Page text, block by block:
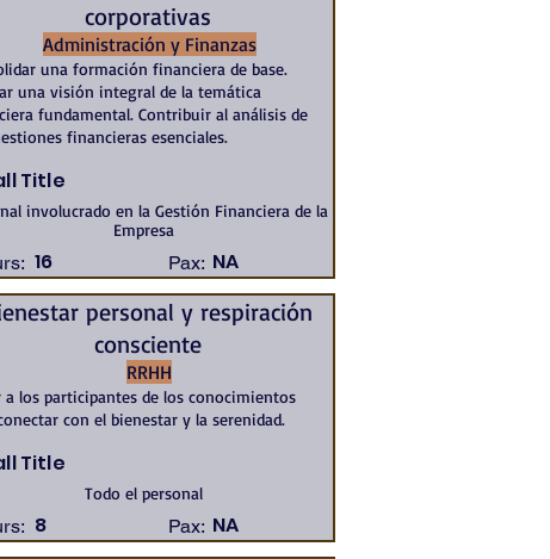
corporativas
Administración y Finanzas
una formación financiera de base.
una visión integral de la temática
fundamental. Contribuir al análisis de
financieras esenciales.
Title
involucrado en la Gestión Financiera de la
Empresa
16 Pax: NA
personal y respiración
consciente
RRHH
a los participantes de los conocimientos
con el bienestar y la serenidad.
Title
Todo el personal
8 Pax: NA